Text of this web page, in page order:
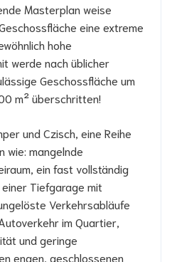
Masterplan weise
eine extreme
hohe
werde nach üblicher
Geschossfläche um
m² überschritten!
und Czisch, eine Reihe
wie: mangelnde
ein fast vollständig
Tiefgarage mit
Verkehrsabläufe
im Quartier,
und geringe
engen, geschlossenen